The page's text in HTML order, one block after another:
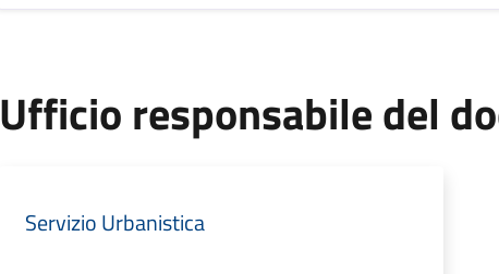
Ufficio responsabile del
Servizio Urbanistica